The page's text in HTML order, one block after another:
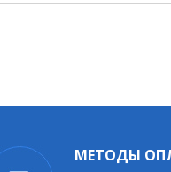
МЕТОДЫ